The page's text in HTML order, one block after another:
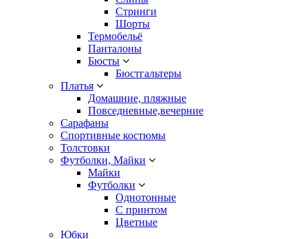
Стринги
Шорты
Термобельё
Панталоны
Бюсты
Бюстгальтеры
Платья
Домашние, пляжные
Повседневные,вечерние
Сарафаны
Спортивные костюмы
Толстовки
Футболки, Майки
Майки
Футболки
Однотонные
С принтом
Цветные
Юбки